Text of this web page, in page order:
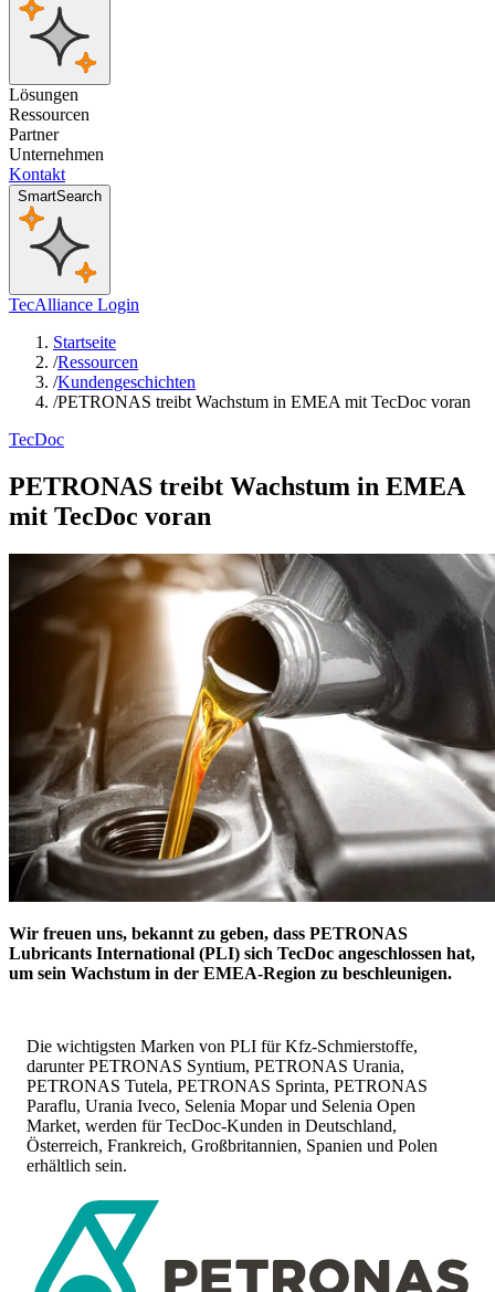
Lösungen
Ressourcen
Partner
Unternehmen
Kontakt
SmartSearch
TecAlliance Login
Startseite
/Ressourcen
/Kundengeschichten
/PETRONAS treibt Wachstum in EMEA mit TecDoc voran
TecDoc
PETRONAS treibt Wachstum in EMEA
mit TecDoc voran
Wir freuen uns, bekannt zu geben, dass PETRONAS
Lubricants International (PLI) sich TecDoc angeschlossen hat,
um sein Wachstum in der EMEA-Region zu beschleunigen.
Die wichtigsten Marken von PLI für Kfz-Schmierstoffe,
darunter PETRONAS Syntium, PETRONAS Urania,
PETRONAS Tutela, PETRONAS Sprinta, PETRONAS
Paraflu, Urania Iveco, Selenia Mopar und Selenia Open
Market, werden für TecDoc-Kunden in Deutschland,
Österreich, Frankreich, Großbritannien, Spanien und Polen
erhältlich sein.